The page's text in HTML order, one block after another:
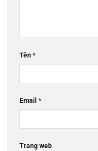
Tên*
Email *
Trang web